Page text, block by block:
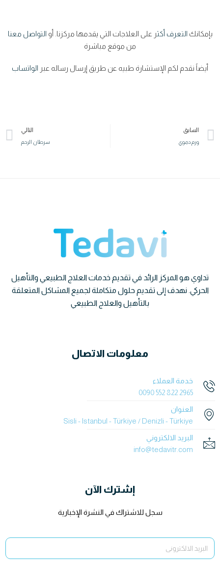
بإمكانك التعرف أكثر على العلاجات التي يقدمها مركزنا. أو التواصل معنا
من موقع مباشرة
أيضاً نقدم لكم الإستشارة طبيه عن طريق إرسال رساله عبر الواتساب
السابق
ورم دموي
التالي
سرطان الرحم
تداوي هو المركز الرائد في تقديم خدمات العلاج الطبيعي والتأهيل
الحركي. نهدف إلى تقديم حلول متكاملة لجميع المشاكل المتعلقة
بالتأهيل والعلاج الطبيعي
معلومات الاتصال
خدمة العملاء
2965 822 552 0090
العنوان
Sisli - Istanbul - Türkiye / Denizli - Türkiye
البريد الالكتروني
info@tedavitr.com
إشترك الآن
سجل للاشتراك في النشرة الإخبارية